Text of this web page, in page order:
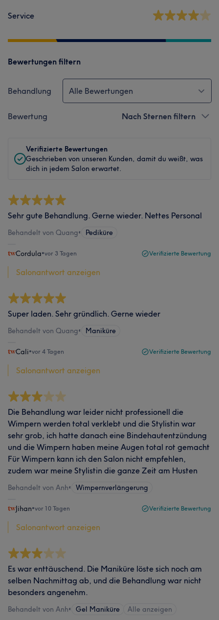
Service
Bewertungen filtern
Behandlung Alle Bewertungen
Bewertung Nach Sternen filtern
Verifizierte Bewertungen
Geschrieben von unseren Kunden, damit du weißt, was
dich in jedem Salon erwartet.
Sehr gute Behandlung. Gerne wieder. Nettes Personal
Behandelt von Quang• Pediküre
Cordula•vor 3 Tagen Verifizierte Bewertung
Salonantwort anzeigen
Super laden. Sehr gründlich. Gerne wieder
Behandelt von Quang• Maniküre
Cali•vor 4 Tagen Verifizierte Bewertung
Salonantwort anzeigen
Die Behandlung war leider nicht professionell die
Wimpern werden total verklebt und die Stylistin war
sehr grob, ich hatte danach eine Bindehautentzündung
und die Wimpern haben meine Augen total rot gemacht
Für Wimpern kann ich den Salon nicht empfehlen,
zudem war meine Stylistin die ganze Zeit am Husten
Behandelt von Anh• Wimpernverlängerung
Jihan•vor 10 Tagen Verifizierte Bewertung
Salonantwort anzeigen
Es war enttäuschend. Die Maniküre löste sich noch am
selben Nachmittag ab, und die Behandlung war nicht
besonders angenehm.
Behandelt von Anh• Gel Maniküre Alle anzeigen